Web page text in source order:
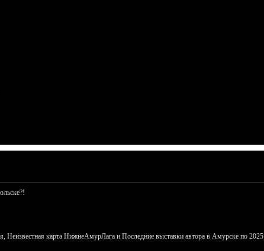
карта НижнеАмурЛага и Последние выставки автора в Амурске по 2025